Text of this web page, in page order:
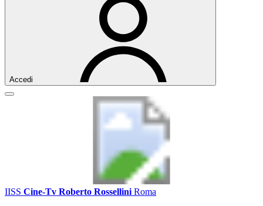
Accedi
IISS Cine-Tv Roberto Rossellini Roma